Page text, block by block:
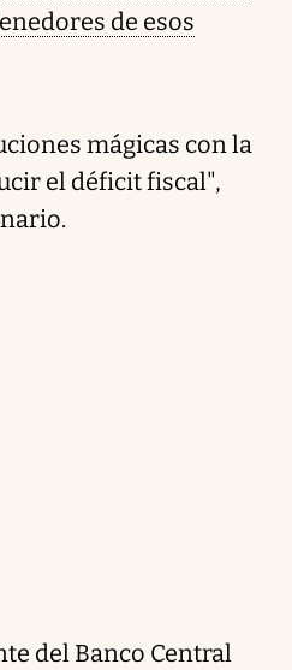
de esos
mágicas con la
el déficit fiscal",
del Banco Central